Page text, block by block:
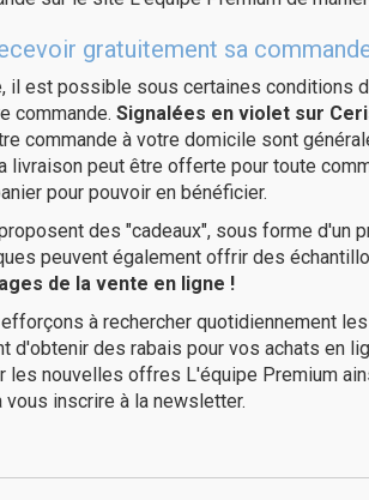
gratuitement sa
il est possible sous certaines conditions
commande. Signalées en violet sur
commande à votre domicile sont
livraison peut être offerte pour toute
pour pouvoir en bénéficier.
des "cadeaux", sous forme d'un
peuvent également offrir des
de la vente en ligne !
à rechercher quotidiennement
d'obtenir des rabais pour vos achats en
les nouvelles offres L'équipe Premium
inscrire à la newsletter.